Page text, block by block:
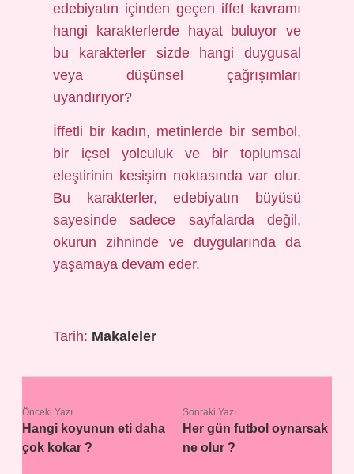
edebiyatın içinden geçen iffet kavramı
hangi karakterlerde hayat buluyor ve
bu karakterler sizde hangi duygusal
veya düşünsel çağrışımları
uyandırıyor?
İffetli bir kadın, metinlerde bir sembol,
bir içsel yolculuk ve bir toplumsal
eleştirinin kesişim noktasında var olur.
Bu karakterler, edebiyatın büyüsü
sayesinde sadece sayfalarda değil,
okurun zihninde ve duygularında da
yaşamaya devam eder.
Tarih: Makaleler
Önceki Yazı
Hangi koyunun eti daha
çok kokar ?
Sonraki Yazı
Her gün futbol oynarsak
ne olur ?